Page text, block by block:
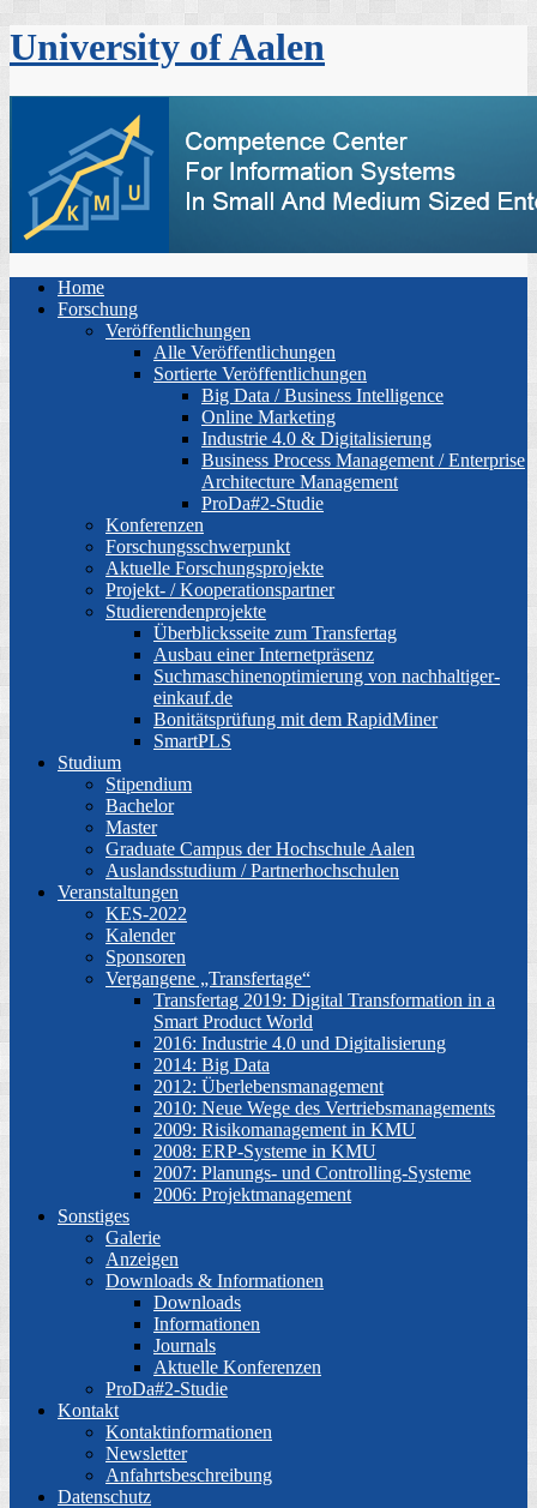
University of Aalen
Home
Forschung
Veröffentlichungen
Alle Veröffentlichungen
Sortierte Veröffentlichungen
Big Data / Business Intelligence
Online Marketing
Industrie 4.0 & Digitalisierung
Business Process Management / Enterprise
Architecture Management
ProDa#2-Studie
Konferenzen
Forschungsschwerpunkt
Aktuelle Forschungsprojekte
Projekt- / Kooperationspartner
Studierendenprojekte
Überblicksseite zum Transfertag
Ausbau einer Internetpräsenz
Suchmaschinenoptimierung von nachhaltiger-
einkauf.de
Bonitätsprüfung mit dem RapidMiner
SmartPLS
Studium
Stipendium
Bachelor
Master
Graduate Campus der Hochschule Aalen
Auslandsstudium / Partnerhochschulen
Veranstaltungen
KES-2022
Kalender
Sponsoren
Vergangene „Transfertage“
Transfertag 2019: Digital Transformation in a
Smart Product World
2016: Industrie 4.0 und Digitalisierung
2014: Big Data
2012: Überlebensmanagement
2010: Neue Wege des Vertriebsmanagements
2009: Risikomanagement in KMU
2008: ERP-Systeme in KMU
2007: Planungs- und Controlling-Systeme
2006: Projektmanagement
Sonstiges
Galerie
Anzeigen
Downloads & Informationen
Downloads
Informationen
Journals
Aktuelle Konferenzen
ProDa#2-Studie
Kontakt
Kontaktinformationen
Newsletter
Anfahrtsbeschreibung
Datenschutz